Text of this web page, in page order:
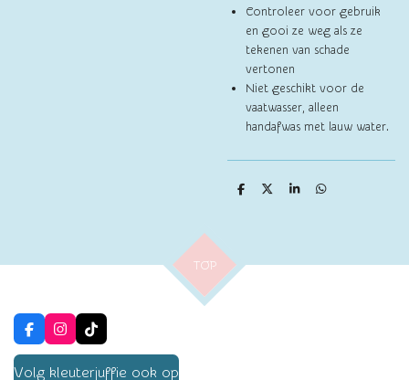
Controleer voor gebruik
en gooi ze weg als ze
tekenen van schade
vertonen
Niet geschikt voor de
vaatwasser, alleen
handafwas met lauw water.
D
D
S
D
TOP
F
a
e
I
n
t
T
i
T
Volg kleuterjuffie ook op